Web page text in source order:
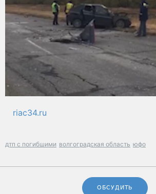
riac34.ru
дтп с погибшими волгоградская область юфо
ОБСУДИТЬ